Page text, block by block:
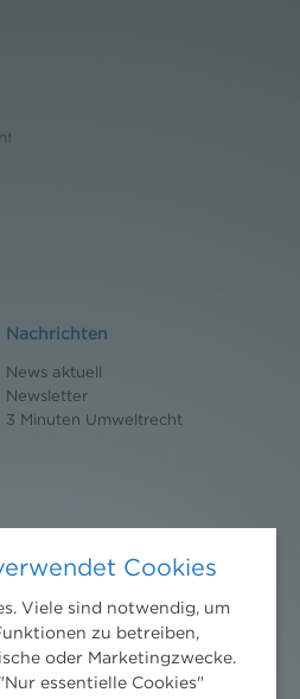
Nachrichten
News aktuell
Newsletter
3 Minuten Umweltrecht
Cookies
Viele sind notwendig, um
zu betreiben,
oder Marketingzwecke.
essentielle Cookies"